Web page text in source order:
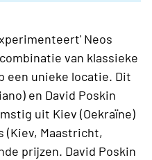
Neos
van klassieke
een unieke locatie. Dit
en David Poskin
uit Kiev (Oekraïne)
(Kiev, Maastricht,
prijzen. David Poskin